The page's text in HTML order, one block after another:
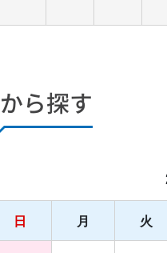
ら探す
日 月 火